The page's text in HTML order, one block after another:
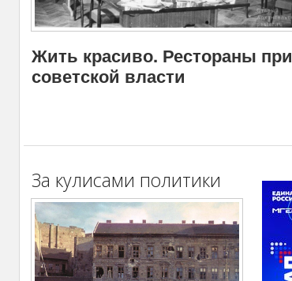
Жить красиво. Рестораны при
советской власти
За кулисами политики